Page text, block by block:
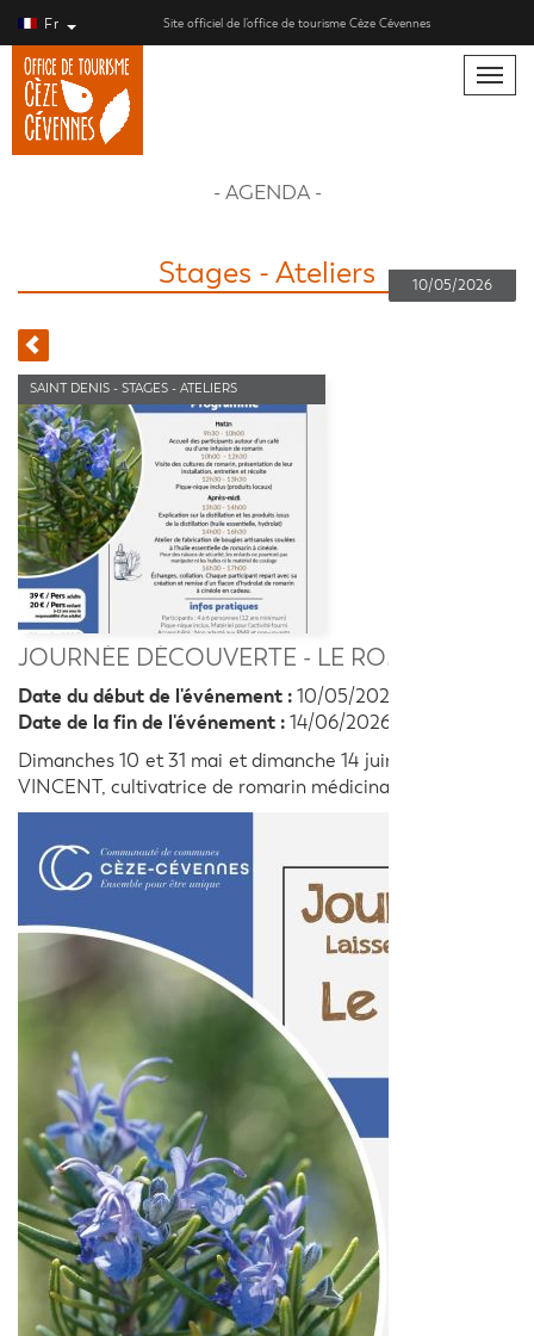
Fr Site officiel de l’office de tourisme Cèze Cévennes
Toggle
- AGENDA -
Stages - Ateliers 10/05/2026
SAINT DENIS - STAGES - ATELIERS
JOURNÉE DÉCOUVERTE - LE ROMARIN
Date du début de l'événement : 10/05/2026
Date de la fin de l'événement : 14/06/2026
Dimanches 10 et 31 mai et dimanche 14 juin, Journées
VINCENT, cultivatrice de romarin médicinal.